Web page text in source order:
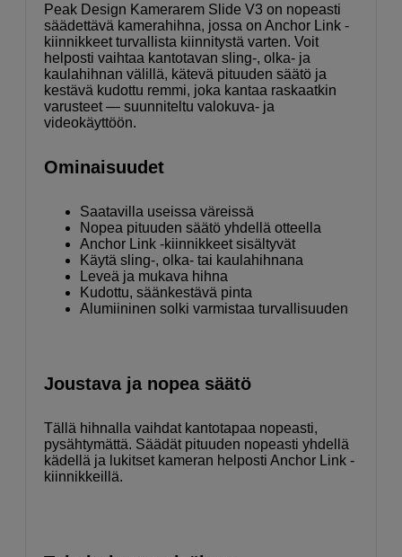
Peak Design Kamerarem Slide V3 on nopeasti
säädettävä kamerahihna, jossa on Anchor Link -
kiinnikkeet turvallista kiinnitystä varten. Voit
helposti vaihtaa kantotavan sling-, olka- ja
kaulahihnan välillä, kätevä pituuden säätö ja
kestävä kudottu remmi, joka kantaa raskaatkin
varusteet — suunniteltu valokuva- ja
videokäyttöön.
Ominaisuudet
Saatavilla useissa väreissä
Nopea pituuden säätö yhdellä otteella
Anchor Link -kiinnikkeet sisältyvät
Käytä sling-, olka- tai kaulahihnana
Leveä ja mukava hihna
Kudottu, säänkestävä pinta
Alumiininen solki varmistaa turvallisuuden
Joustava ja nopea säätö
Tällä hihnalla vaihdat kantotapaa nopeasti,
pysähtymättä. Säädät pituuden nopeasti yhdellä
kädellä ja lukitset kameran helposti Anchor Link -
kiinnikkeillä.